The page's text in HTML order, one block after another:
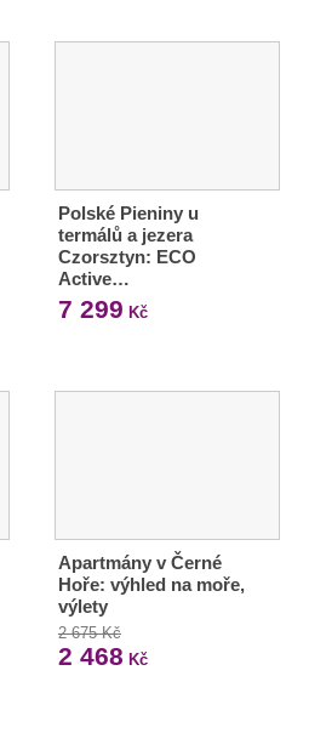
Polské Pieniny u
termálů a jezera
Czorsztyn: ECO
Active…
7 299 Kč
Apartmány v Černé
Hoře: výhled na moře,
výlety
2 675 Kč
2 468 Kč